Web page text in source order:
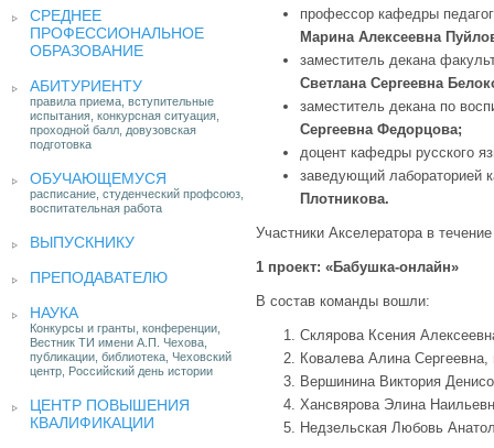
СРЕДНЕЕ
ПРОФЕССИОНАЛЬНОЕ
ОБРАЗОВАНИЕ
АБИТУРИЕНТУ
правила приема, вступительные
испытания, конкурсная ситуация,
проходной балл, довузовская
подготовка
ОБУЧАЮЩЕМУСЯ
расписание, студенческий профсоюз,
воспитательная работа
ВЫПУСКНИКУ
ПРЕПОДАВАТЕЛЮ
НАУКА
Конкурсы и гранты, конференции,
Вестник ТИ имени А.П. Чехова,
публикации, библиотека, Чеховский
центр, Российский день истории
ЦЕНТР ПОВЫШЕНИЯ
КВАЛИФИКАЦИИ
профессор кафедры
Марина Алексеевна
заместитель декана
Светлана Сергеевна
заместитель декана по
Сергеевна Федорцова;
доцент кафедры русского
заведующий лабораторией
Плотникова.
Участники Акселератора в
1 проект: «Бабушка-онлайн»
В состав команды вошли:
Склярова Ксения
Ковалева Алина
Вершинина Виктория
Хансвярова Элина
Недзельская Любовь